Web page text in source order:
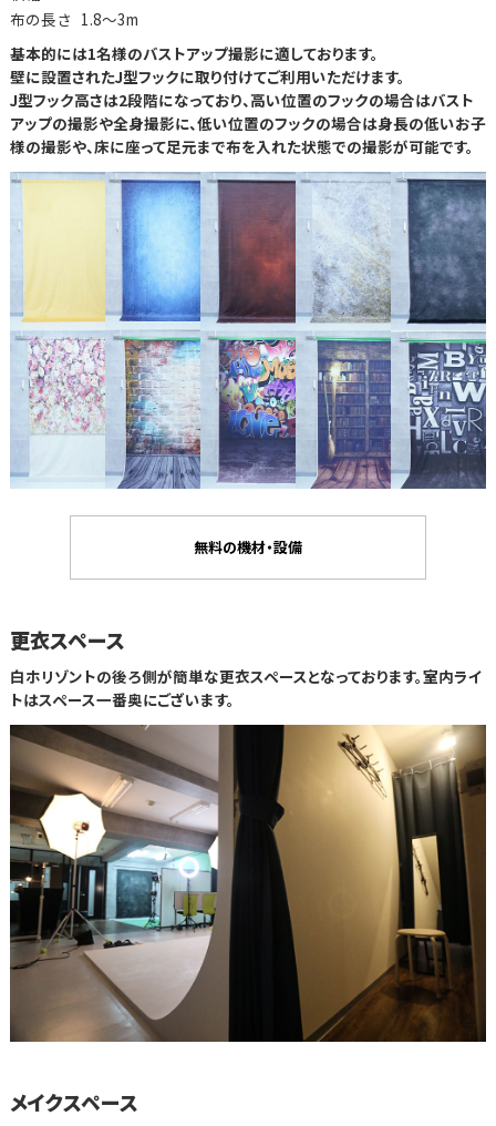
布の長さ 1.8～3m
基本的には1名様のバストアップ撮影に適しております。
壁に設置されたJ型フックに取り付けてご利用いただけます。
J型フック高さは2段階になっており、高い位置のフックの場合はバスト
アップの撮影や全身撮影に、低い位置のフックの場合は身長の低いお子
様の撮影や、床に座って足元まで布を入れた状態での撮影が可能です。
無料の機材・設備
更衣スペース
白ホリゾントの後ろ側が簡単な更衣スペースとなっております。室内ライ
トはスペース一番奥にございます。
メイクスペース